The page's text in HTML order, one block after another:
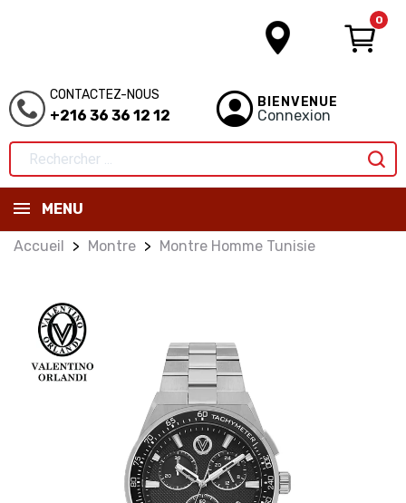
0
CONTACTEZ-NOUS
+216 36 36 12 12
BIENVENUE
Connexion
MENU
Accueil Montre Montre Homme Tunisie